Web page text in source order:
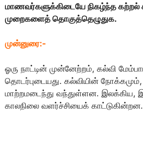
மாணவர்களுக்கிடையே நிகழ்ந்த கற்றல்
முறைகளைத் தொகுத்தெழுதுக.
முன்னுரை:-
ஓரு நாட்டின் முன்னேற்றம், கல்வி
தொடர்புடையது. கல்வியின்
மாற்றமடைந்து வந்துள்ளன.
காலநிலை வளர்ச்சியைக் காட்டுகின்றன.